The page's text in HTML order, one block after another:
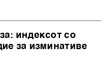
индексот со
за изминативе